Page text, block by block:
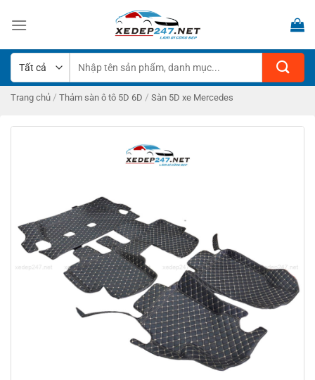
qua
dung
kiếm:
Trang chủ / Thảm sàn ô tô 5D 6D / Sàn 5D xe Mercedes